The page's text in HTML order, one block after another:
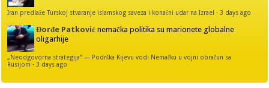
Iran predlaže Turskoj stvaranje islamskog saveza i konačni udar na Izrael ·3 days ago
Đorđe Patković nemačka politika su marionete globalne
oligarhije
„Neodgovorna strategija“ — Podrška Kijevu vodi Nemačku u vojni obračun sa
Rusijom ·3 days ago